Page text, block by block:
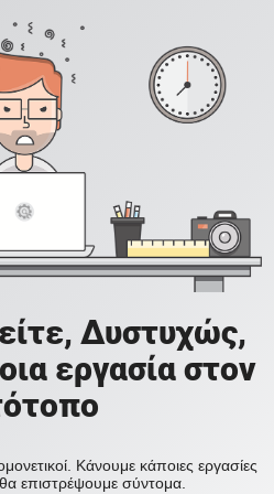
Δυστυχώς,
εργασία στον
Κάνουμε κάποιες εργασίες
επιστρέψουμε σύντομα.